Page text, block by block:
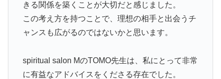
きる関係を築くことが大切だと感じました。
この考え方を持つことで、理想の相手と出会うチ
ャンスも広がるのではないかと思います。
spiritual salon MのTOMO先生は、私にとって非常
に有益なアドバイスをくださる存在でした。